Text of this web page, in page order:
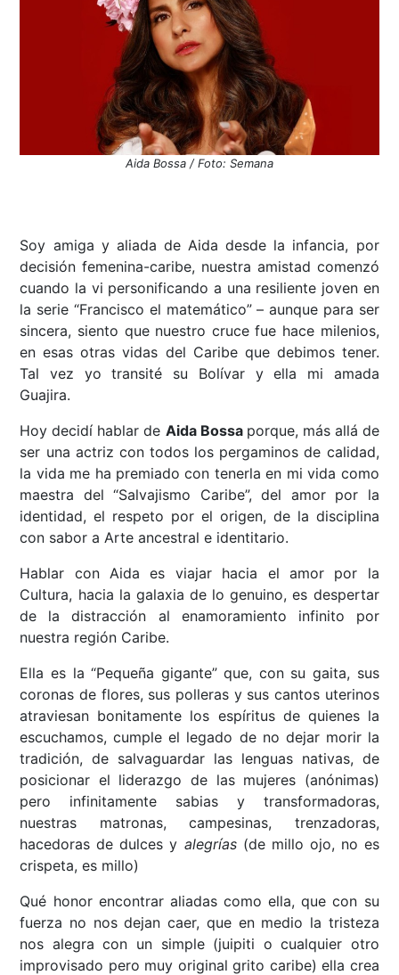
Aida Bossa / Foto: Semana
Soy amiga y aliada de Aida desde la infancia, por
decisión femenina-caribe, nuestra amistad comenzó
cuando la vi personificando a una resiliente joven en
la serie “Francisco el matemático” – aunque para ser
sincera, siento que nuestro cruce fue hace milenios,
en esas otras vidas del Caribe que debimos tener.
Tal vez yo transité su Bolívar y ella mi amada
Guajira.
Hoy decidí hablar de Aida Bossa porque, más allá de
ser una actriz con todos los pergaminos de calidad,
la vida me ha premiado con tenerla en mi vida como
maestra del “Salvajismo Caribe”, del amor por la
identidad, el respeto por el origen, de la disciplina
con sabor a Arte ancestral e identitario.
Hablar con Aida es viajar hacia el amor por la
Cultura, hacia la galaxia de lo genuino, es despertar
de la distracción al enamoramiento infinito por
nuestra región Caribe.
Ella es la “Pequeña gigante” que, con su gaita, sus
coronas de flores, sus polleras y sus cantos uterinos
atraviesan bonitamente los espíritus de quienes la
escuchamos, cumple el legado de no dejar morir la
tradición, de salvaguardar las lenguas nativas, de
posicionar el liderazgo de las mujeres (anónimas)
pero infinitamente sabias y transformadoras,
nuestras matronas, campesinas, trenzadoras,
hacedoras de dulces y alegrías (de millo ojo, no es
crispeta, es millo)
Qué honor encontrar aliadas como ella, que con su
fuerza no nos dejan caer, que en medio la tristeza
nos alegra con un simple (juipiti o cualquier otro
improvisado pero muy original grito caribe) ella crea